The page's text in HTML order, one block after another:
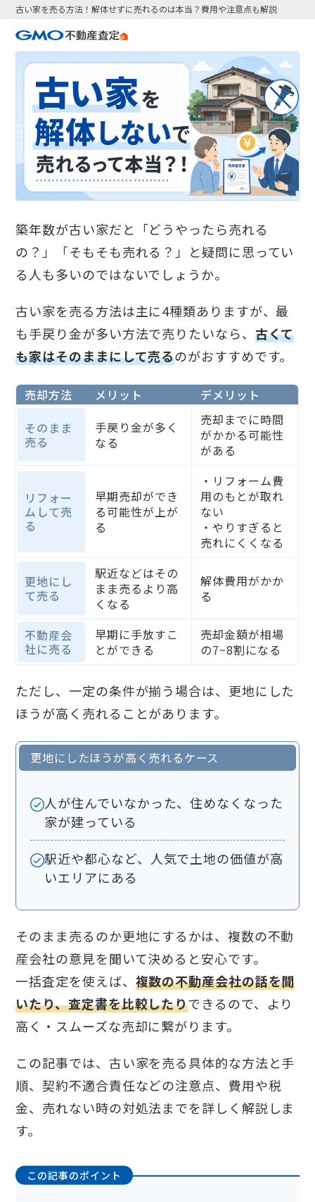
古い家を売る方法！解体せずに売れるのは本当？費用や注意点も解説
築年数が古い家だと「どうやったら売れる
の？」「そもそも売れる？」と疑問に思ってい
る人も多いのではないでしょうか。
古い家を売る方法は主に4種類ありますが、最
も手戻り金が多い方法で売りたいなら、 古くて
も家はそのままにして売るのがおすすめです。
売却方法 メリット
デメリット
そのまま
売る
手戻り金が多く
なる
売却までに時間
がかかる可能性
がある
リフォー
ムして売
る
早期売却ができ
る可能性が上が
る
・リフォーム費
用のもとが取れ
ない
・やりすぎると
売れにくくなる
更地にし
て売る
駅近などはその
まま売るより高
くなる
解体費用がかか
る
不動産会
社に売る
早期に手放すこ
とができる
売却金額が相場
の7~8割になる
ただし、一定の条件が揃う場合は、更地にした
ほうが高く売れることがあります。
更地にしたほうが高く売れるケース
人が住んでいなかった、住めなくなった
家が建っている
駅近や都心など、人気で土地の価値が高
いエリアにある
そのまま売るのか更地にするかは、複数の不動
産会社の意見を聞いて決めると安心です。
一括査定を使えば、 複数の不動産会社の話を聞
いたり、査定書を比較したりできるので、より
高く・スムーズな売却に繋がります。
この記事では、古い家を売る具体的な方法と手
順、契約不適合責任などの注意点、費用や税
金、売れない時の対処法までを詳しく解説しま
す。
この記事のポイント